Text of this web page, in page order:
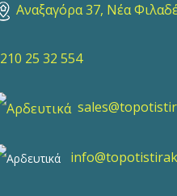
Αναξαγόρα 37, Νέα
210 25 32 554